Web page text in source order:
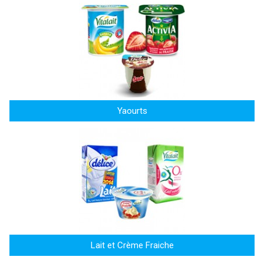
Yaourts
Lait et Crème Fraiche